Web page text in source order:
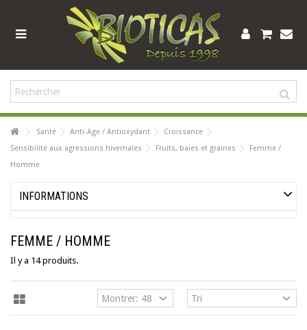
Santé Anti-Age / Antioxydant
Croissance
Sensibilité aux agressions hivernales
Fruits, baies et graines
Femme /
Homme
INFORMATIONS
FEMME / HOMME
Il y a 14 produits.